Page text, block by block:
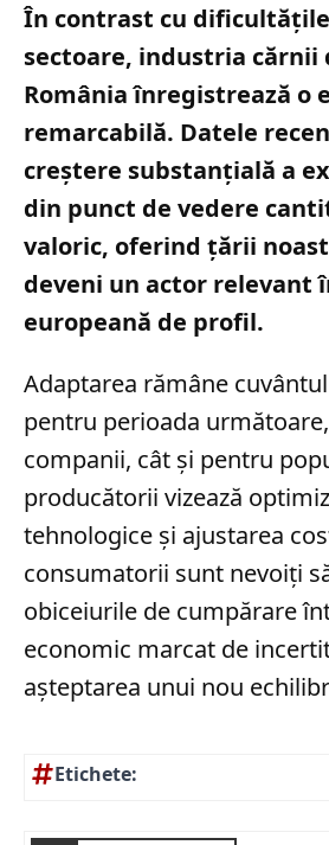
În contrast cu
sectoare, industria cărnii
România înregistrează o
remarcabilă. Datele
creștere substanțială a
din punct de vedere
valoric, oferind țării
deveni un actor relevant
europeană de profil.
Adaptarea rămâne
pentru perioada
companii, cât și pentru
producătorii vizează
tehnologice și ajustarea
consumatorii sunt nevoiți
obiceiurile de cumpărare
economic marcat de
așteptarea unui nou
Etichete: